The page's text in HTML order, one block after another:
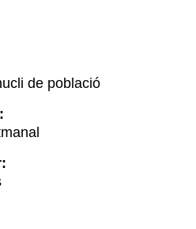
de població